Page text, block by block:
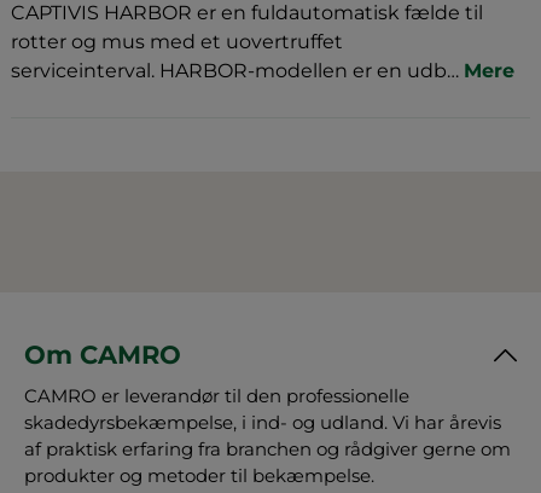
CAPTIVIS HARBOR er en fuldautomatisk fælde til
rotter og mus med et uovertruffet
serviceinterval. HARBOR-modellen er en udb… Mere
Om CAMRO
CAMRO er leverandør til den professionelle
skadedyrsbekæmpelse, i ind- og udland. Vi har årevis
af praktisk erfaring fra branchen og rådgiver gerne om
produkter og metoder til bekæmpelse.